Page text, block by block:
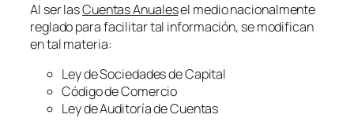
Al ser lasCuentas Anualesel medio nacionalmente
reglado para facilitar tal información, se modifican
en tal materia:
Ley de Sociedades de Capital
Código de Comercio
Ley de Auditoría de Cuentas